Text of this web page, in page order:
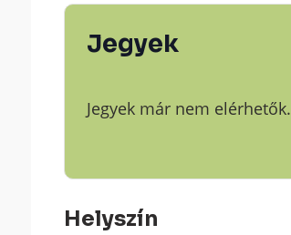
Jegyek
Jegyek már nem elérhetők.
Helyszín